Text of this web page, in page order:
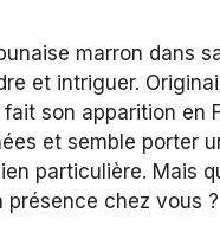
marron dans
et intriguer.
son apparition en
et semble porter
particulière. Mais
présence chez vous ?